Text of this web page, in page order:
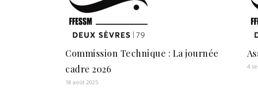
Commission Technique : La journée
cadre 2026
18 août 2025
4